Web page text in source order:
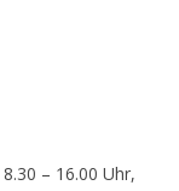
– 16.00 Uhr,